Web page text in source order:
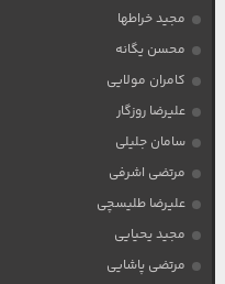
مجید خراطها
محسن یگانه
کامران مولایی
علیرضا روزگار
سامان جلیلی
مرتضی اشرفی
علیرضا طلیسچی
مجید یحیایی
مرتضی پاشایی